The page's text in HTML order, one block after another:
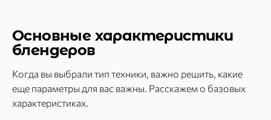
Основные характеристики
блендеров
Когда вы выбрали тип техники, важно решить, какие
еще параметры для вас важны. Расскажем о базовых
характеристиках.